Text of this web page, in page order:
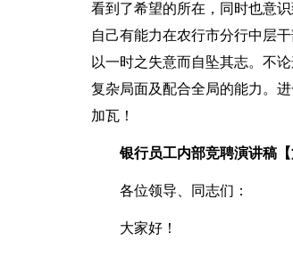
看到了希望的所在，同时也意
自己有能力在农行市分行中层
以一时之失意而自坠其志。不
复杂局面及配合全局的能力。
加瓦！
银行员工内部竞聘演讲稿【
各位领导、同志们：
大家好！